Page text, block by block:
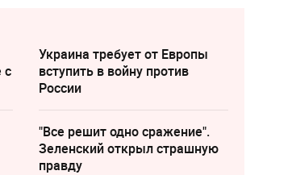
с
Украина требует от Европы
вступить в войну против
России
"Все решит одно сражение".
Зеленский открыл страшную
правду